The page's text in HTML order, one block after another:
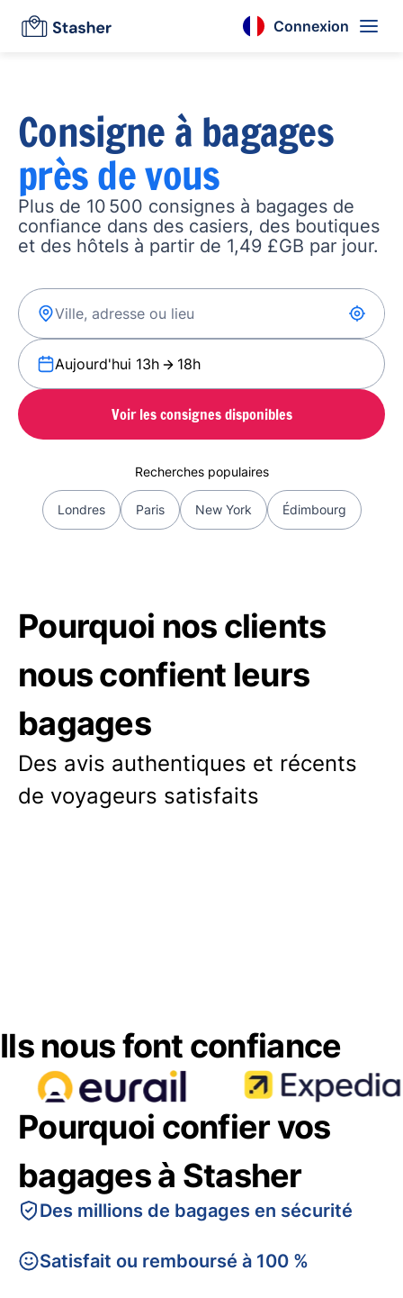
Connexion
Consigne à bagages
près de vous
Plus de 10 500 consignes à bagages de
confiance dans des casiers, des boutiques
et des hôtels à partir de 1,49 £GB par jour.
Aujourd'hui 13h 18h
Voir les consignes disponibles
Recherches populaires
Londres Paris New York Édimbourg
Pourquoi nos clients
nous confient leurs
bagages
Des avis authentiques et récents
de voyageurs satisfaits
Ils nous font confiance
Pourquoi confier vos
bagages à Stasher
Des millions de bagages en sécurité
Satisfait ou remboursé à 100 %